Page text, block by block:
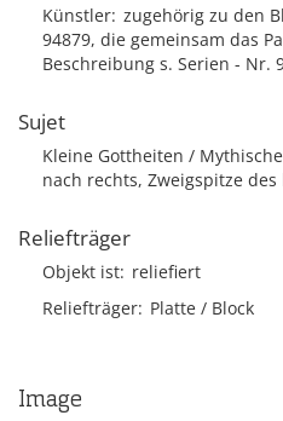
Künstler zugehörig zu den
94879, die gemeinsam das
Beschreibung s. Serien - Nr.
Sujet
Kleine Gottheiten /
nach rechts, Zweigspitze
Reliefträger
Objekt ist reliefiert
Reliefträger Platte / Block
Image